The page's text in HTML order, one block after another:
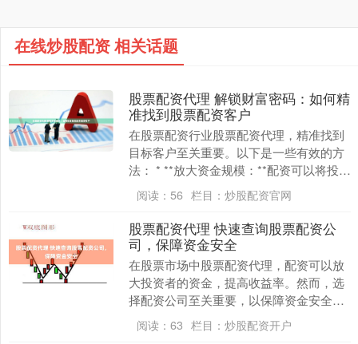
在线炒股配资 相关话题
股票配资代理 解锁财富密码：如何精
准找到股票配资客户
在股票配资行业股票配资代理，精准找到
目标客户至关重要。以下是一些有效的方
法： * **放大资金规模：**配资可以将投资
者的资金规模放大数倍，从而增加投资收
益。 ....
阅读： 56 栏目： 炒股配资官网
股票配资代理 快速查询股票配资公
司，保障资金安全
在股票市场中股票配资代理，配资可以放
大投资者的资金，提高收益率。然而，选
择配资公司至关重要，以保障资金安全。
股票配资模式的优势在于，它可以放大投
资者的收益。例....
阅读： 63 栏目： 炒股配资开户